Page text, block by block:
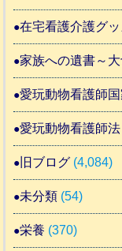
在宅看護介護グ
家族への遺書～
愛玩動物看護師
愛玩動物看護師法
旧ブログ (4,084)
未分類 (54)
栄養 (370)